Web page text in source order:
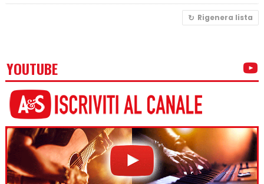
Rigenera lista
YOUTUBE